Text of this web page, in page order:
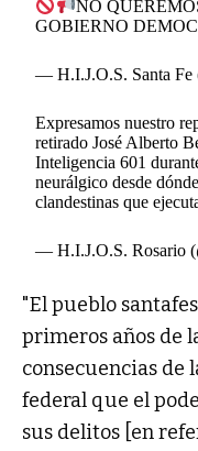
NO
GOBIERNO
— H.I.J.O.S. Santa Fe
Expresamos nuestro
retirado José Alberto
Inteligencia 601
neurálgico desde
clandestinas que
— H.I.J.O.S. Rosario
"El pueblo
primeros años de
consecuencias de
federal que el
sus delitos [en